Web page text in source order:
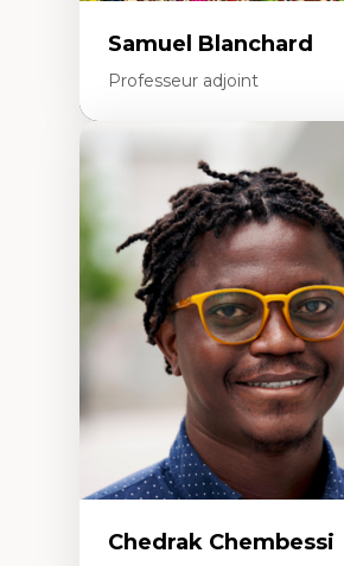
Samuel Blanchard
Professeur adjoint
Expertises
Didactique des sciences –
d’enquête et culture scientifique
Éducation en milieu minoritaire
construction identitaire et
critique
Technologies éducatives –
programmation pédagogique
La langue dans toutes les
environnement discursif et
scientifique
Chedrak Chembessi